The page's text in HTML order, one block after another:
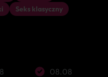
Seks klasyczny
08.08